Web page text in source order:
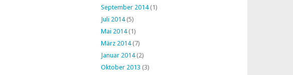
September 2014(1)
Juli 2014(5)
Mai 2014(1)
März 2014(7)
Januar 2014(2)
Oktober 2013 (3)